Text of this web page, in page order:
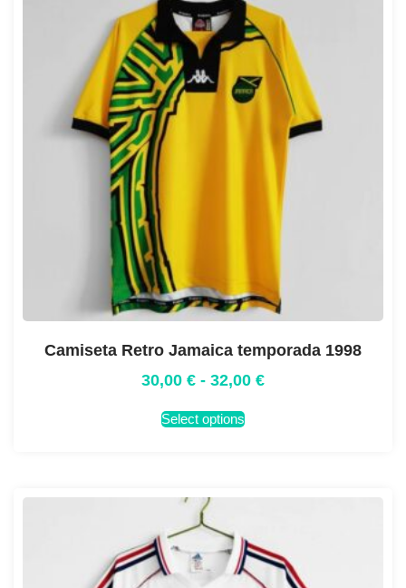
Camiseta Retro Jamaica temporada 1998
30,00 € - 32,00 €
Select options